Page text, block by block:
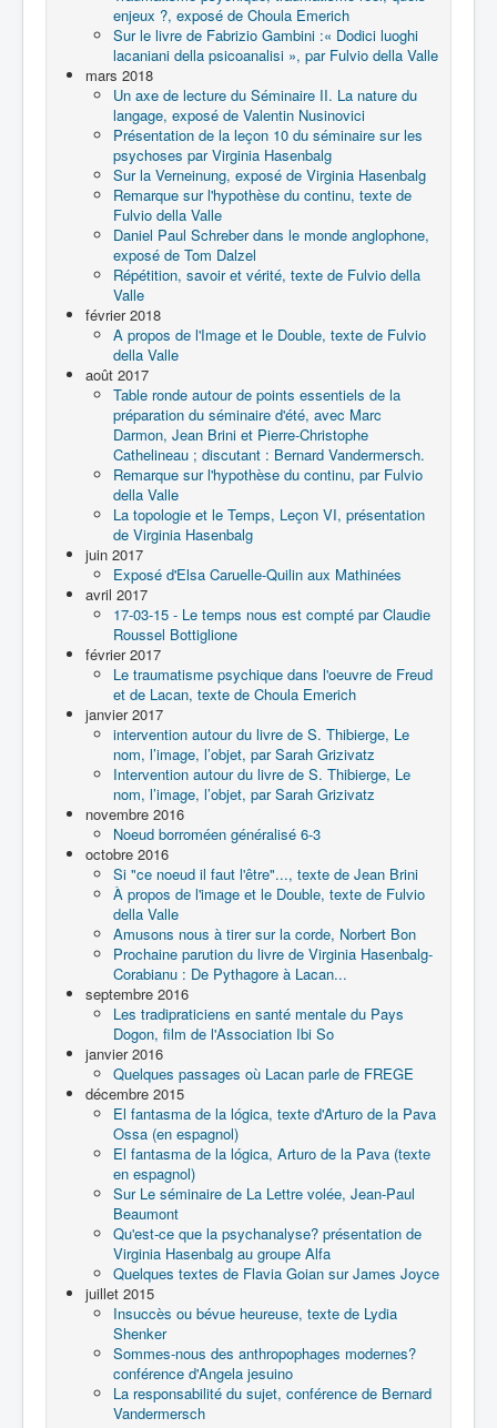
enjeux ?, exposé de Choula Emerich
Sur le livre de Fabrizio Gambini :« Dodici luoghi
lacaniani della psicoanalisi », par Fulvio della Valle
mars 2018
Un axe de lecture du Séminaire II. La nature du
langage, exposé de Valentin Nusinovici
Présentation de la leçon 10 du séminaire sur les
psychoses par Virginia Hasenbalg
Sur la Verneinung, exposé de Virginia Hasenbalg
Remarque sur l'hypothèse du continu, texte de
Fulvio della Valle
Daniel Paul Schreber dans le monde anglophone,
exposé de Tom Dalzel
Répétition, savoir et vérité, texte de Fulvio della
Valle
février 2018
A propos de l'Image et le Double, texte de Fulvio
della Valle
août 2017
Table ronde autour de points essentiels de la
préparation du séminaire d'été, avec Marc
Darmon, Jean Brini et Pierre-Christophe
Cathelineau ; discutant : Bernard Vandermersch.
Remarque sur l'hypothèse du continu, par Fulvio
della Valle
La topologie et le Temps, Leçon VI, présentation
de Virginia Hasenbalg
juin 2017
Exposé d'Elsa Caruelle-Quilin aux Mathinées
avril 2017
17-03-15 - Le temps nous est compté par Claudie
Roussel Bottiglione
février 2017
Le traumatisme psychique dans l'oeuvre de Freud
et de Lacan, texte de Choula Emerich
janvier 2017
intervention autour du livre de S. Thibierge, Le
nom, l’image, l’objet, par Sarah Grizivatz
Intervention autour du livre de S. Thibierge, Le
nom, l’image, l’objet, par Sarah Grizivatz
novembre 2016
Noeud borroméen généralisé 6-3
octobre 2016
Si "ce noeud il faut l'être"..., texte de Jean Brini
À propos de l'image et le Double, texte de Fulvio
della Valle
Amusons nous à tirer sur la corde, Norbert Bon
Prochaine parution du livre de Virginia Hasenbalg-
Corabianu : De Pythagore à Lacan...
septembre 2016
Les tradipraticiens en santé mentale du Pays
Dogon, film de l'Association Ibi So
janvier 2016
Quelques passages où Lacan parle de FREGE
décembre 2015
El fantasma de la lógica, texte d'Arturo de la Pava
Ossa (en espagnol)
El fantasma de la lógica, Arturo de la Pava (texte
en espagnol)
Sur Le séminaire de La Lettre volée, Jean-Paul
Beaumont
Qu'est-ce que la psychanalyse? présentation de
Virginia Hasenbalg au groupe Alfa
Quelques textes de Flavia Goian sur James Joyce
juillet 2015
Insuccès ou bévue heureuse, texte de Lydia
Shenker
Sommes-nous des anthropophages modernes?
conférence d'Angela jesuino
La responsabilité du sujet, conférence de Bernard
Vandermersch